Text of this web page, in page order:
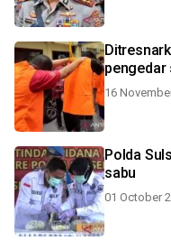
pengedar
16
Polda
sabu
01 October